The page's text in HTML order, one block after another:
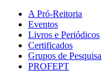
A Pró-Reitoria
Eventos
Livros e Periódicos
Certificados
Grupos de Pesquisa
PROFEPT